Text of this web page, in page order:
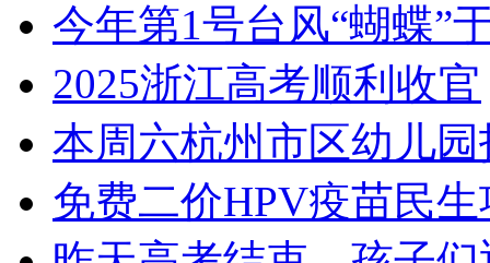
今年第1号台风“蝴蝶”
2025浙江高考顺利收官
本周六杭州市区幼儿
免费二价HPV疫苗民